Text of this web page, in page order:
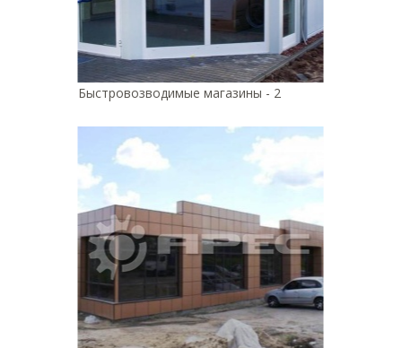
Быстровозводимые магазины - 2